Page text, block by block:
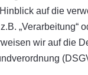
auf die
„Verarbeitung“
wir auf die